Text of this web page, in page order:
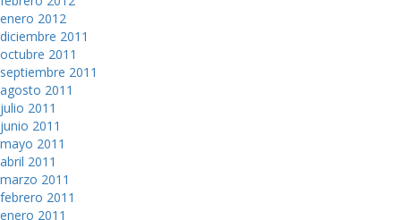
enero 2012
diciembre 2011
octubre 2011
septiembre 2011
agosto 2011
julio 2011
junio 2011
mayo 2011
abril 2011
marzo 2011
febrero 2011
enero 2011